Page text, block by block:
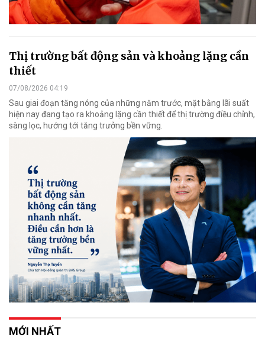
Thị trường bất động sản và khoảng lặng cần
thiết
07/08/2026 04:19
Sau giai đoạn tăng nóng của những năm trước, mặt bằng lãi suất
hiện nay đang tạo ra khoảng lặng cần thiết để thị trường điều chỉnh,
sàng lọc, hướng tới tăng trưởng bền vững.
MỚI NHẤT